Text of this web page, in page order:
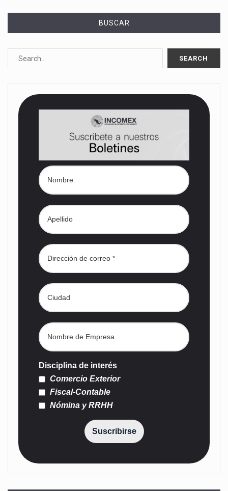
BUSCAR
Disciplina de interés
Comercio Exterior
Fiscal-Contable
Nómina y RRHH
Suscribirse